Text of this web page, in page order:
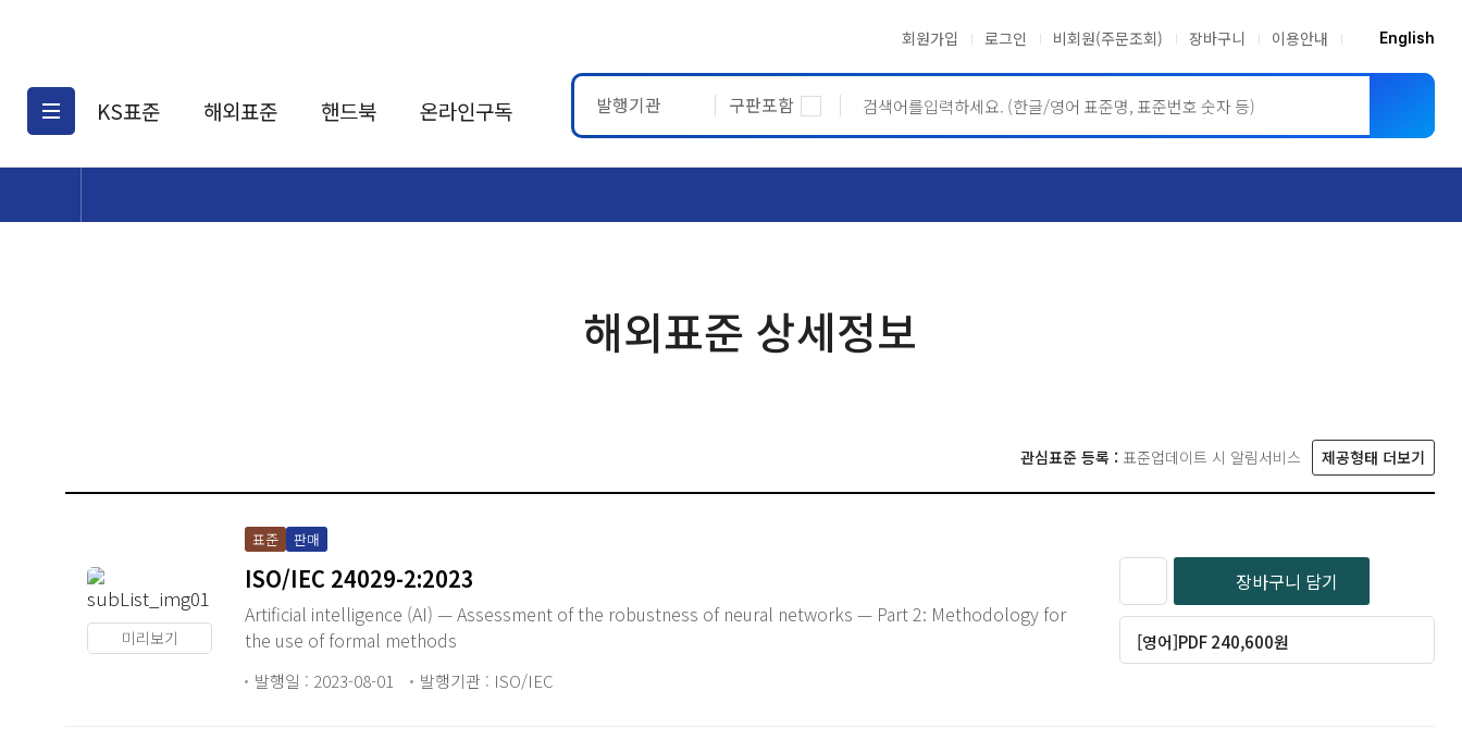
회원가입 로그인 비회원(주문조회) 장바구니 이용안내 English
KS표준 해외표준 핸드북 온라인구독 발행기관 구판포함
해외표준 상세정보
관심표준 등록 : 표준업데이트 시 알림서비스 제공형태 더보기
미리보기
표준 판매
ISO/IEC 24029-2:2023
Artificial intelligence (AI) — Assessment of the robustness of neural networks — Part 2: Methodology for
the use of formal methods
발행일 : 2023-08-01 발행기관 : ISO/IEC
장바구니 담기
[영어]PDF 240,600원